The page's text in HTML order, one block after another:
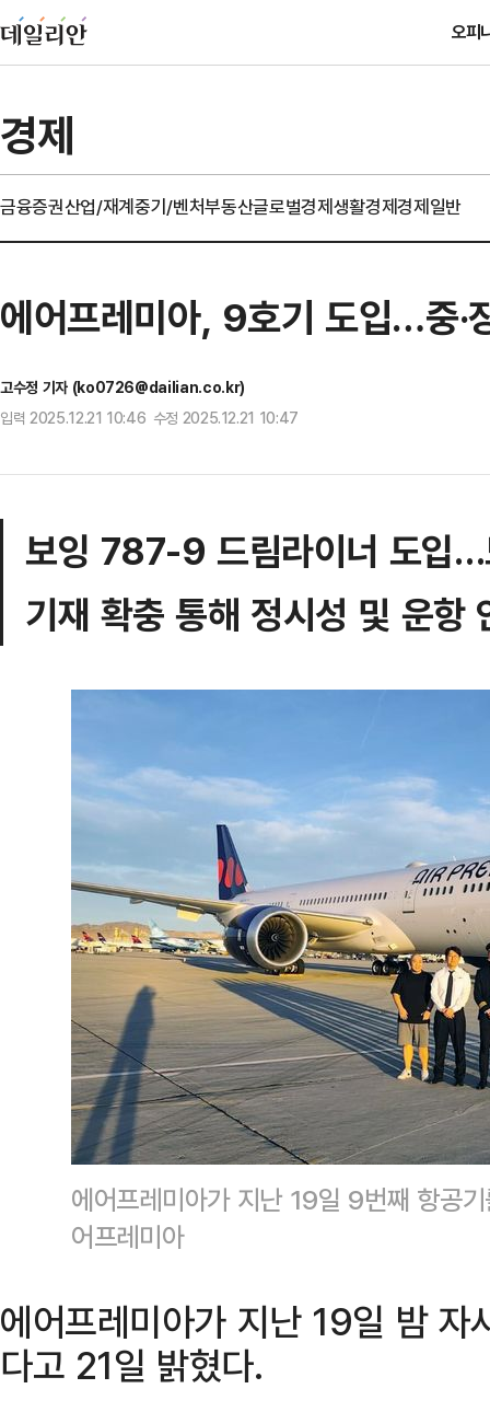
오피
경제
금융증권산업/재계중기/벤처부동산글로벌경제생활경제경제일반
에어프레미아, 9호기 도입…중·
고수정 기자 (ko0726@dailian.co.kr)
입력 2025.12.21 10:46 수정 2025.12.21 10:47
보잉 787-9 드림라이너 도입…
기재 확충 통해 정시성 및 운항
에어프레미아가 지난 19일 9번째 항공
어프레미아
에어프레미아가 지난 19일 밤
다고 21일 밝혔다.